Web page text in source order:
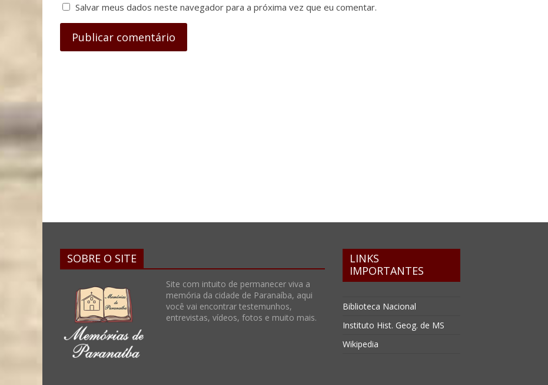
Salvar meus dados neste navegador para a próxima vez que eu comentar.
SOBRE O SITE
Site com intuito de permanecer viva a
memória da cidade de Paranaíba, aqui
você vai encontrar testemunhos,
entrevistas, vídeos, fotos e muito mais.
LINKS
IMPORTANTES
Biblioteca Nacional
Instituto Hist. Geog. de MS
Wikipedia